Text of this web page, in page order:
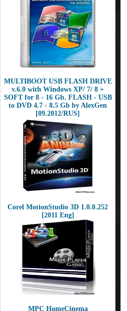
MULTIBOOT USB FLASH DRIVE
v.6.0 with Windows XP/ 7/ 8 +
SOFT for 8 - 16 Gb. FLASH - USB
to DVD 4.7 - 8.5 Gb by AlexGen
[09.2012/RUS]
Corel MotionStudio 3D 1.0.0.252
[2011 Eng]
MPC HomeCinema